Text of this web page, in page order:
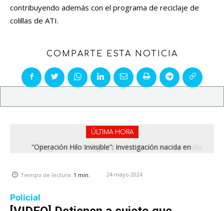
contribuyendo además con el programa de reciclaje de
colillas de ATI.
COMPARTE ESTA NOTICIA